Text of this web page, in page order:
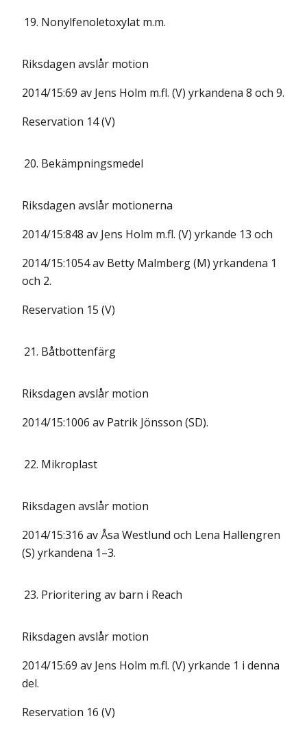
19. Nonylfenoletoxylat m.m.
Riksdagen avslår motion
2014/15:69 av Jens Holm m.fl. (V) yrkandena 8 och 9.
Reservation 14 (V)
20. Bekämpningsmedel
Riksdagen avslår motionerna
2014/15:848 av Jens Holm m.fl. (V) yrkande 13 och
2014/15:1054 av Betty Malmberg (M) yrkandena 1
och 2.
Reservation 15 (V)
21. Båtbottenfärg
Riksdagen avslår motion
2014/15:1006 av Patrik Jönsson (SD).
22. Mikroplast
Riksdagen avslår motion
2014/15:316 av Åsa Westlund och Lena Hallengren
(S) yrkandena 1–3.
23. Prioritering av barn i Reach
Riksdagen avslår motion
2014/15:69 av Jens Holm m.fl. (V) yrkande 1 i denna
del.
Reservation 16 (V)